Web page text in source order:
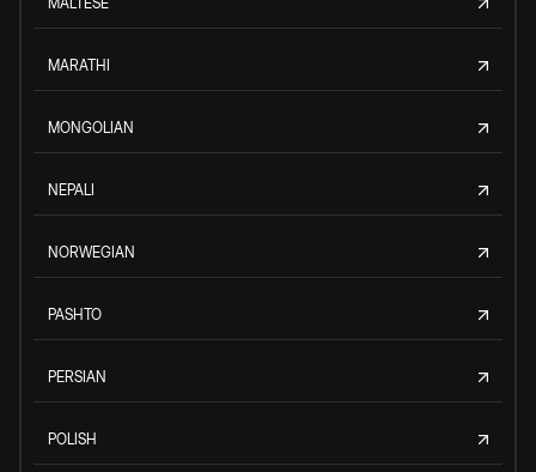
MARATHI
MONGOLIAN
NEPALI
NORWEGIAN
PASHTO
PERSIAN
POLISH